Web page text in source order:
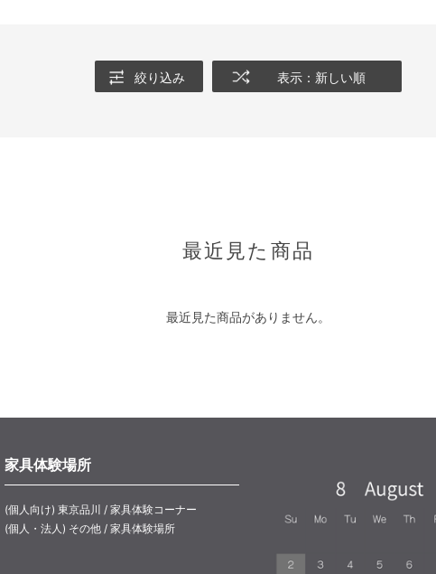
絞り込み 表示：新しい順
最近見た商品
最近見た商品がありません。
家具体験場所
(個人向け) 東京品川 / 家具体験コーナー
(個人・法人) その他 / 家具体験場所